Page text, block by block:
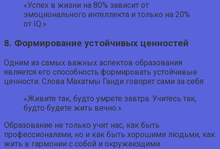
«Успех в жизни на 80% зависит от
эмоционального интеллекта и только на 20%
от IQ.»
8. Формирование устойчивых ценностей
Одним из самых важных аспектов образования
является его способность формировать устойчивые
ценности. Слова Махатмы Ганди говорят сами за себя:
«Живите так, будто умрёте завтра. Учитесь так,
будто будете жить вечно.»
Образование не только учит нас, как быть
профессионалами, но и как быть хорошими людьми, как
жить в гармонии с собой и окружающими.